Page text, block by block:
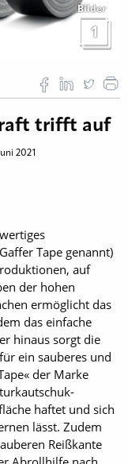
Bilder
1
trifft auf
2021
Tape genannt)
auf
der hohen
ermöglicht das
das einfache
hinaus sorgt die
ein sauberes und
der Marke
haftet und sich
lässt. Zudem
Reißkante